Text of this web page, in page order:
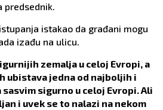
predsednik.
istakao da građani mogu
izađu na ulicu.
zemalja u celoj Evropi, a
ubistava jedna od najboljih i
sigurno u celoj Evropi. Ali
i uvek se to nalazi na nekom